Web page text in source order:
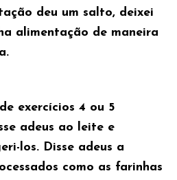
deu um salto, deixei
alimentação de maneira
exercícios 4 ou 5
adeus ao leite e
los. Disse adeus a
como as farinhas